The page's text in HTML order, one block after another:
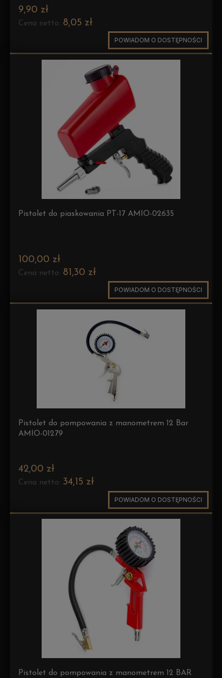
9,90 zł
Cena netto: 8,05 zł
POWIADOM O DOSTĘPNOŚCI
Pistolet do piaskowania PT-17 AMIO-02635
100,00 zł
Cena netto: 81,30 zł
POWIADOM O DOSTĘPNOŚCI
Pistolet do pompowania z manometrem 12 Bar
AMIO-01279
42,00 zł
Cena netto: 34,15 zł
POWIADOM O DOSTĘPNOŚCI
Pistolet do pompowania z manometrem 12 BAR